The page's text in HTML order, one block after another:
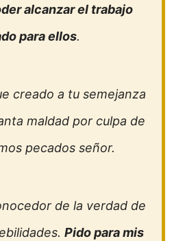
alcanzar el trabajo
para ellos.
creado a tu semejanza
maldad por culpa de
pecados señor.
de la verdad de
Pido para mis